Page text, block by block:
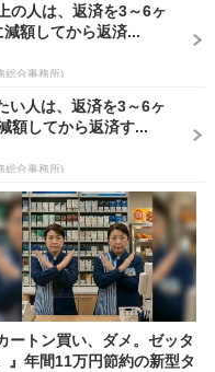
の人は、返済を3～6ヶ
額してから返済...
総合事務所)
い人は、返済を3～6ヶ
額してから返済す...
総合事務所)
ートン買い、ダメ。ゼッタ
』年間11万円節約の新型タ